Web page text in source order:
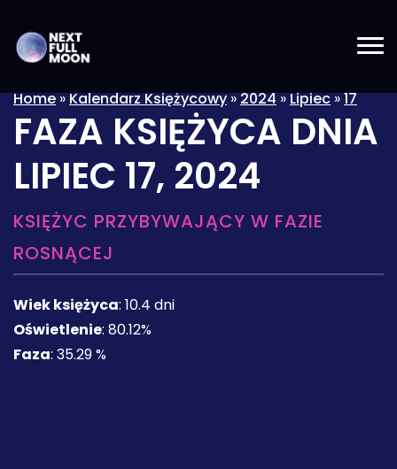
Home»Kalendarz Księżycowy»2024»Lipiec»17
FAZA KSIĘŻYCA DNIA
LIPIEC 17, 2024
KSIĘŻYC PRZYBYWAJĄCY W FAZIE
ROSNĄCEJ
Wiek księżyca: 10.4 dni
Oświetlenie: 80.12%
Faza: 35.29 %